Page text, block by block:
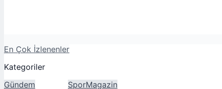
En Çok İzlenenler
Kategoriler
Gündem
SporMagazin